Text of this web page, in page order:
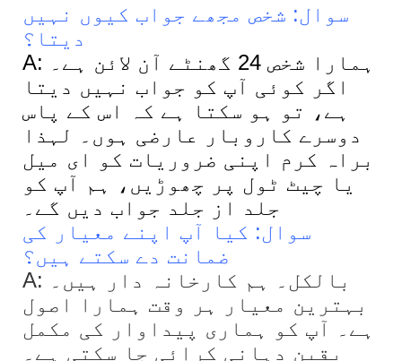
سوال: شخص مجھے جواب کیوں نہیں
دیتا؟
A: ہمارا شخص 24 گھنٹے آن لائن ہے۔
اگر کوئی آپ کو جواب نہیں دیتا
ہے، تو ہو سکتا ہے کہ اس کے پاس
دوسرے کاروبار عارضی ہوں۔ لہذا
براہ کرم اپنی ضروریات کو ای میل
یا چیٹ ٹول پر چھوڑیں، ہم آپ کو
جلد از جلد جواب دیں گے۔
سوال: کیا آپ اپنے معیار کی
ضمانت دے سکتے ہیں؟
A: بالکل۔ ہم کارخانہ دار ہیں۔
بہترین معیار ہر وقت ہمارا اصول
ہے۔ آپ کو ہماری پیداوار کی مکمل
یقین دہانی کرائی جا سکتی ہے۔